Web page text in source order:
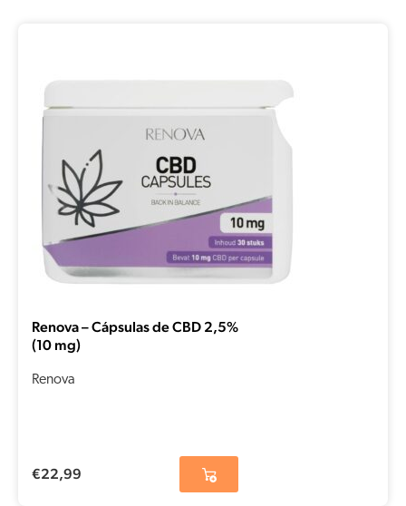
Renova – Cápsulas de CBD 2,5%
(10 mg)
Renova
€22,99